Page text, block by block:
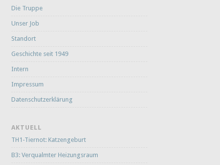
Die Truppe
Unser Job
Standort
Geschichte seit 1949
Intern
Impressum
Datenschutzerklärung
AKTUELL
TH1-Tiernot: Katzengeburt
B3: Verqualmter Heizungsraum